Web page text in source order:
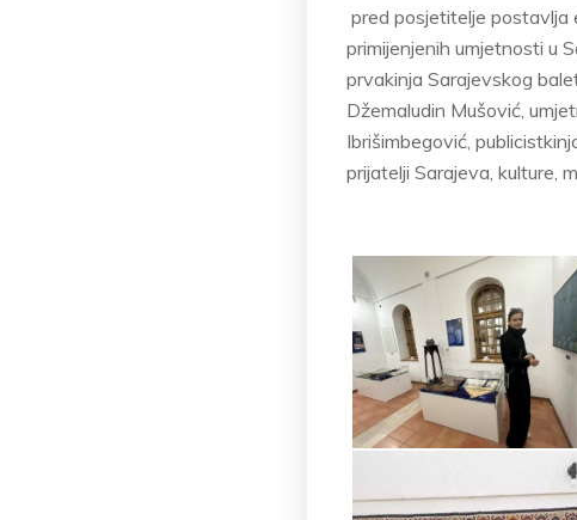
pred posjetitelje postavlja
primijenjenih umjetnosti u
prvakinja Sarajevskog
Džemaludin Mušović,
Ibrišimbegović,
prijatelji Sarajeva, kulture,